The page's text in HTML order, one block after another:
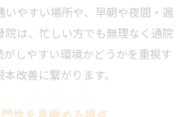
いやすい場所や、早朝や夜間・週
院は、忙しい方でも無理なく通院
しやすい環境かどうかを重視す
改善に繋がります。